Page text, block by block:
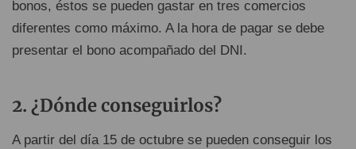
bonos, éstos se pueden gastar en tres comercios
diferentes como máximo. A la hora de pagar se debe
presentar el bono acompañado del DNI.
¿Dónde conseguirlos?
A partir del día 15 de octubre se pueden conseguir los